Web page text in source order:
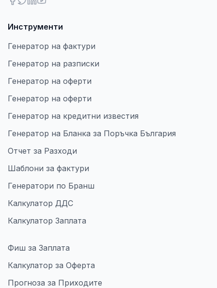
Инструменти
Генератор на фактури
Генератор на разписки
Генератор на оферти
Генератор на оферти
Генератор на кредитни известия
Генератор на Бланка за Поръчка България
Отчет за Разходи
Шаблони за фактури
Генератори по Бранш
Калкулатор ДДС
Калкулатор Заплата
Фиш за Заплата
Калкулатор за Оферта
Прогноза за Приходите